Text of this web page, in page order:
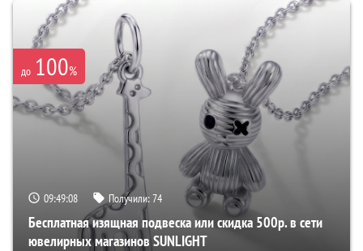
до 100%
09:49:07 Получили:74
Бесплатная изящная подвеска или скидка 500р. в сети
ювелирных магазинов SUNLIGHT